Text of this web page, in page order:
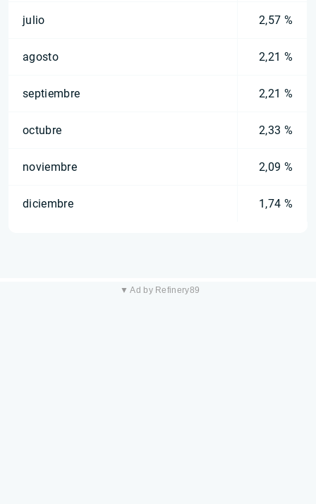
julio 2,57 %
agosto 2,21 %
septiembre 2,21 %
octubre 2,33 %
noviembre 2,09 %
diciembre 1,74 %
▼ Ad by Refinery89